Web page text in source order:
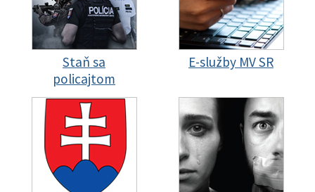
Staň sa
policajtom
E-služby MV SR